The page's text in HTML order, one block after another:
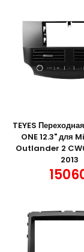
TEYES
ONE 12.3" для
Outlander 2
2013